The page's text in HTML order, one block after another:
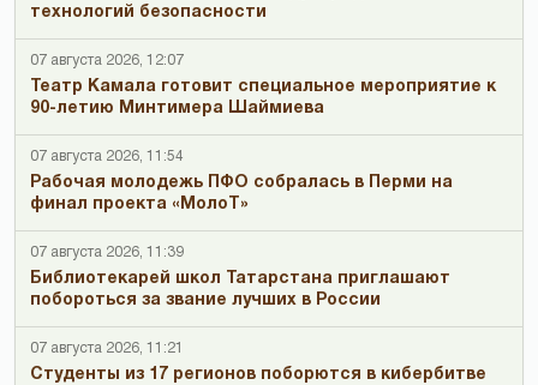
технологий безопасности
07 августа 2026, 12:07
Театр Камала готовит специальное мероприятие к
90-летию Минтимера Шаймиева
07 августа 2026, 11:54
Рабочая молодежь ПФО собралась в Перми на
финал проекта «МолоТ»
07 августа 2026, 11:39
Библиотекарей школ Татарстана приглашают
побороться за звание лучших в России
07 августа 2026, 11:21
Студенты из 17 регионов поборются в кибербитве